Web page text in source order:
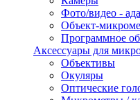
Фото/видео -
Объект-
Программное
Аксессуары для
Объективы
Окуляры
Оптические